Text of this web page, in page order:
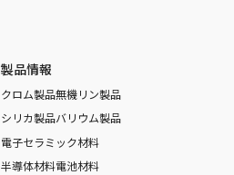
製品情報
クロム製品無機リン製品
シリカ製品バリウム製品
電子セラミック材料
半導体材料電池材料